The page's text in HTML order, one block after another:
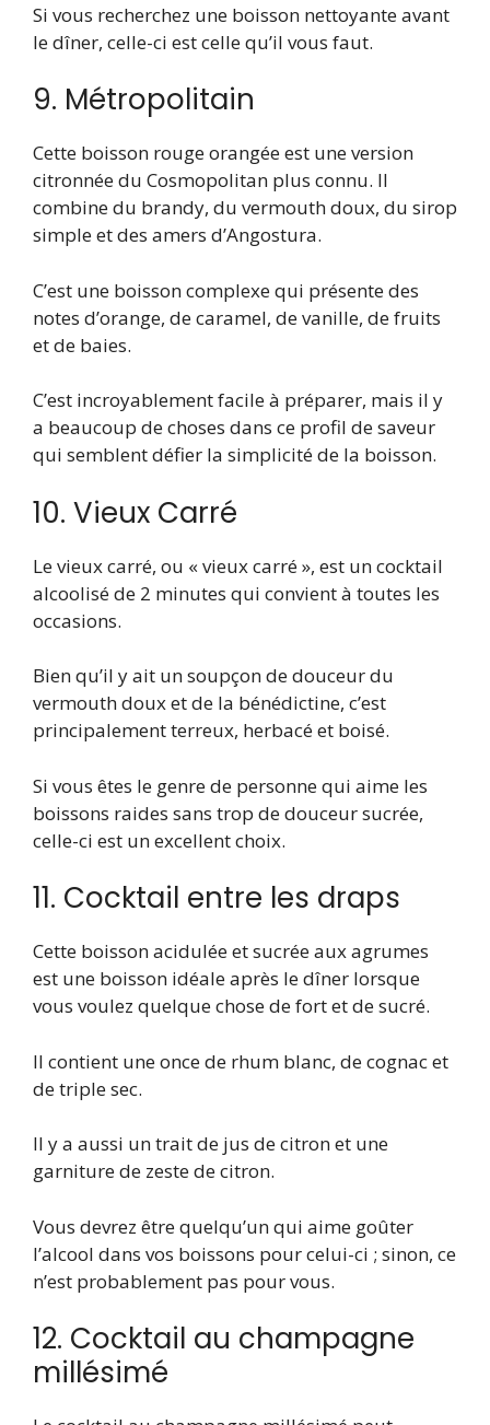
Si vous recherchez une boisson nettoyante avant
le dîner, celle-ci est celle qu’il vous faut.
9. Métropolitain
Cette boisson rouge orangée est une version
citronnée du Cosmopolitan plus connu. Il
combine du brandy, du vermouth doux, du sirop
simple et des amers d’Angostura.
C’est une boisson complexe qui présente des
notes d’orange, de caramel, de vanille, de fruits
et de baies.
C’est incroyablement facile à préparer, mais il y
a beaucoup de choses dans ce profil de saveur
qui semblent défier la simplicité de la boisson.
10. Vieux Carré
Le vieux carré, ou « vieux carré », est un cocktail
alcoolisé de 2 minutes qui convient à toutes les
occasions.
Bien qu’il y ait un soupçon de douceur du
vermouth doux et de la bénédictine, c’est
principalement terreux, herbacé et boisé.
Si vous êtes le genre de personne qui aime les
boissons raides sans trop de douceur sucrée,
celle-ci est un excellent choix.
11. Cocktail entre les draps
Cette boisson acidulée et sucrée aux agrumes
est une boisson idéale après le dîner lorsque
vous voulez quelque chose de fort et de sucré.
Il contient une once de rhum blanc, de cognac et
de triple sec.
Il y a aussi un trait de jus de citron et une
garniture de zeste de citron.
Vous devrez être quelqu’un qui aime goûter
l’alcool dans vos boissons pour celui-ci ; sinon, ce
n’est probablement pas pour vous.
12. Cocktail au champagne
millésimé